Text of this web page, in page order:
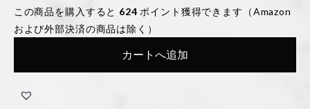
この商品を購入すると 624 ポイント獲得できます（Amazon
および外部決済の商品は除く）
カートへ追加